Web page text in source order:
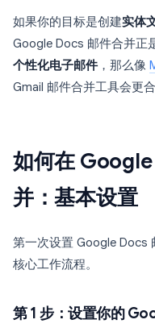
如果你的目标是创建实体
Google Docs 邮件合并正
个性化电子邮件，那么像
Gmail 邮件合并工具会更
如何在
并：基本设置
第一次设置 Google Docs
核心工作流程。
第 1 步：设置你的